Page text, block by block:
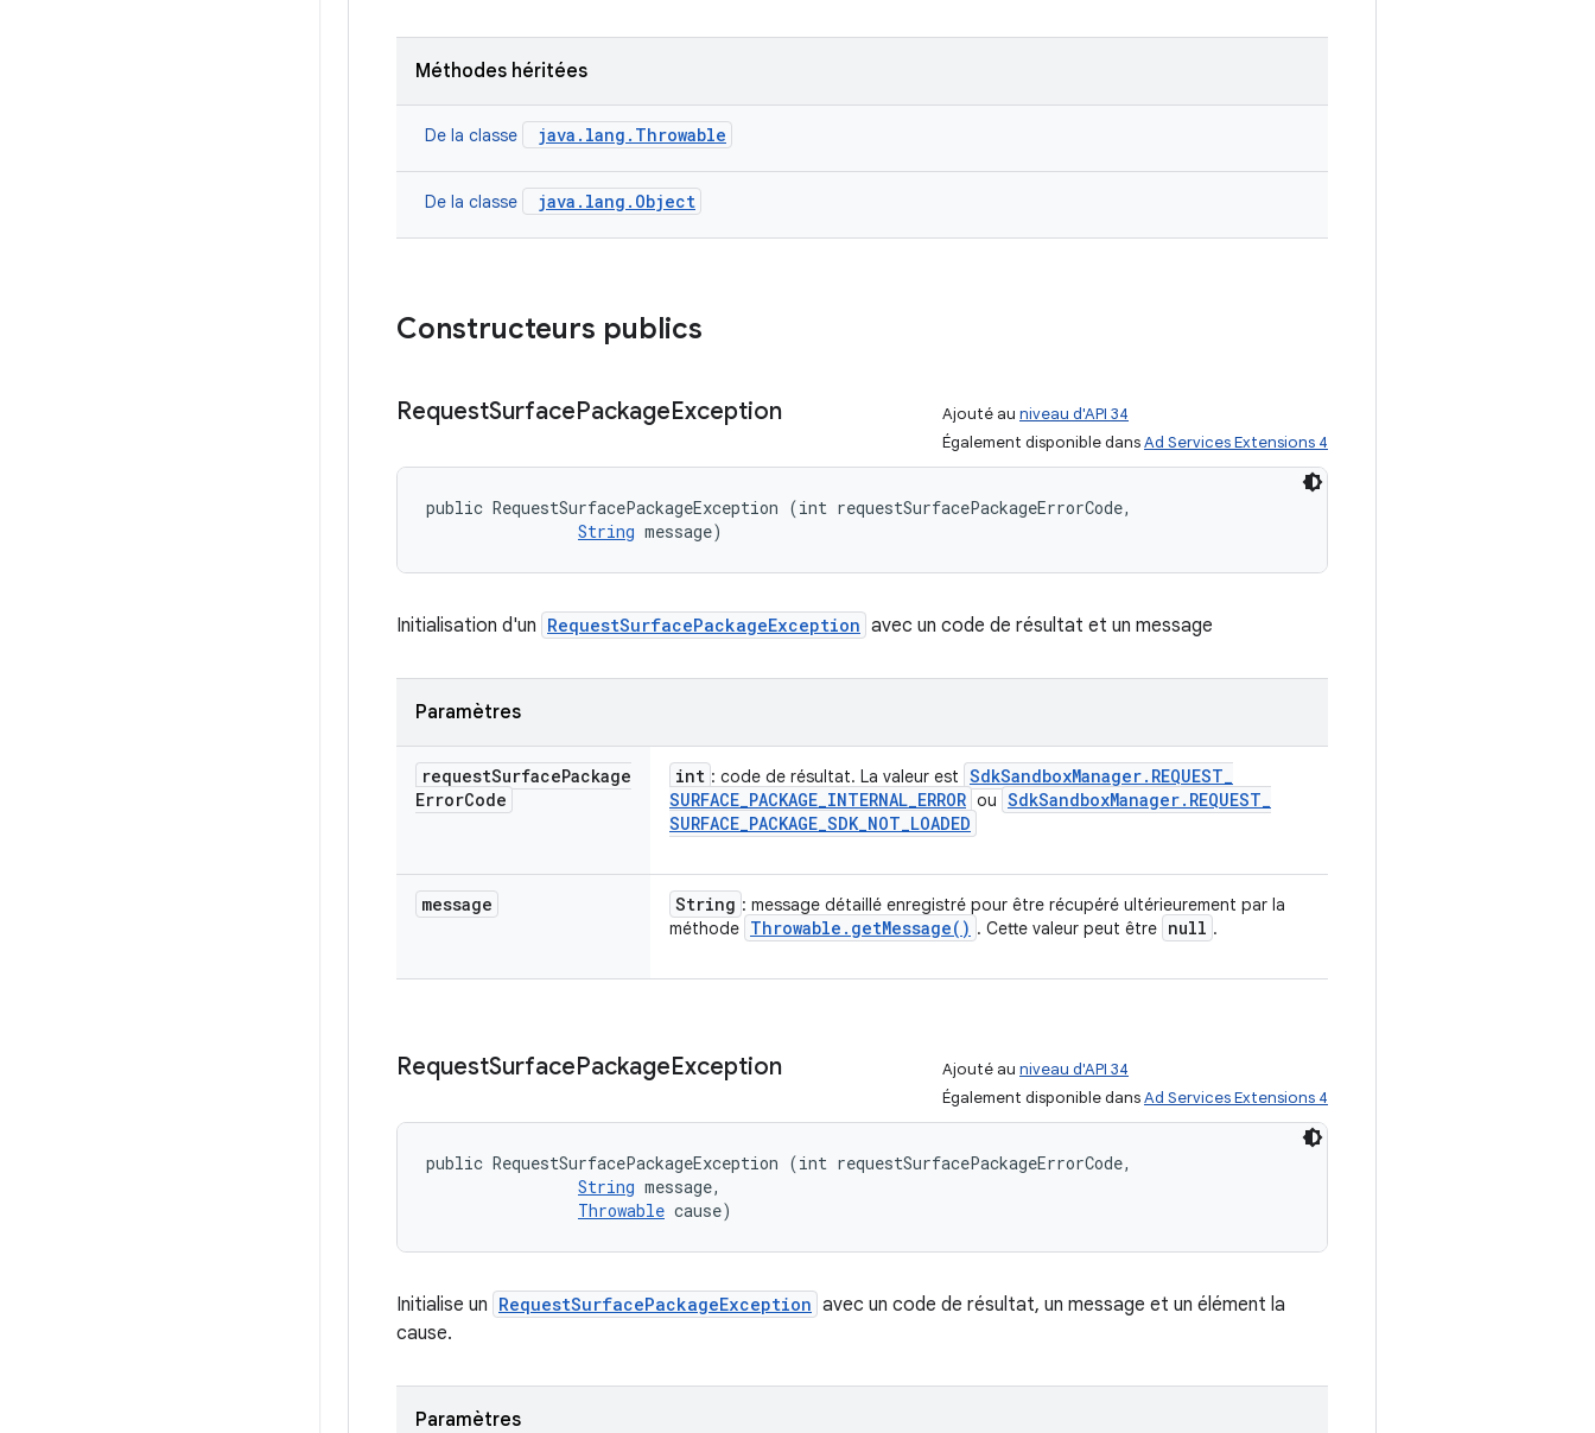
Méthodes héritées
De la classe java.lang.Throwable
De la classe java.lang.Object
Constructeurs publics
RequestSurfacePackageException Ajouté au niveau d'API 34
Également disponible dansAd Services Extensions 4
public RequestSurfacePackageException (int requestSurfacePackageErrorCode,
String message)
Initialisation d'un RequestSurfacePackageException avec un code de résultat et un message
Paramètres
requestSurfacePackage
ErrorCode
int : code de résultat. La valeur est SdkSandboxManager. REQUEST_
SURFACE_PACKAGE_INTERNAL_ERROR ou SdkSandboxManager. REQUEST_
SURFACE_PACKAGE_SDK_NOT_LOADED
message String : message détaillé enregistré pour être récupéré ultérieurement par la
méthode Throwable . getMessage( ) . Cette valeur peut être null .
RequestSurfacePackageException Ajouté au niveau d'API 34
Également disponible dansAd Services Extensions 4
public RequestSurfacePackageException (int requestSurfacePackageErrorCode,
String message,
Throwable cause)
Initialise un RequestSurfacePackageException avec un code de résultat, un message et un élément la
cause.
Paramètres